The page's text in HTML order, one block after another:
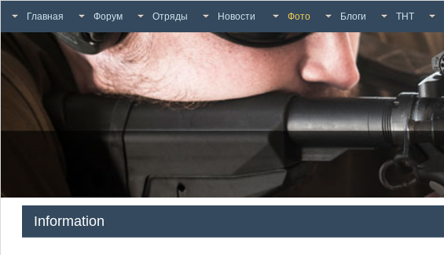
Главная Форум Отряды Новости Фото Блоги ТНТ
Information